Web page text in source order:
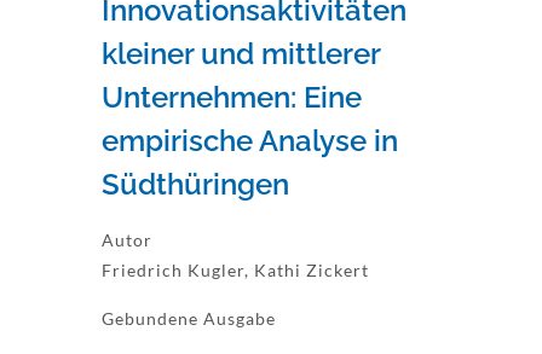
Innovationsaktivitäten
kleiner und mittlerer
Unternehmen: Eine
empirische Analyse in
Südthüringen
Autor
Friedrich Kugler, Kathi Zickert
Gebundene Ausgabe